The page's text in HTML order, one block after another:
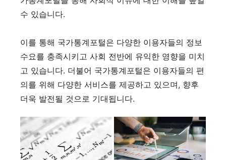
수 있습니다.
이를 통해 국가통계포털은 다양한 이용자들의 정보
수요를 충족시키고 사회 전반에 유익한 영향을 미치
고 있습니다. 더불어 국가통계포털은 이용자들의 편
의를 위해 다양한 서비스를 제공하고 있으며, 향후
더욱 발전될 것으로 기대됩니다.